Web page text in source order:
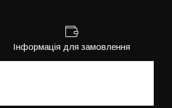
Інформація для замовлення